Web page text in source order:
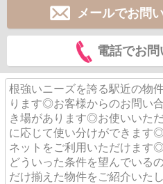
メールでお問
電話でお
根強いニーズを誇る駅近の物
ります◎お客様からのお問い
き場があります◎お使いいた
に応じて使い分けができます
ネットをご利用いただけます
どういった条件を望んでいる
だけ揃えた物件をご紹介いた